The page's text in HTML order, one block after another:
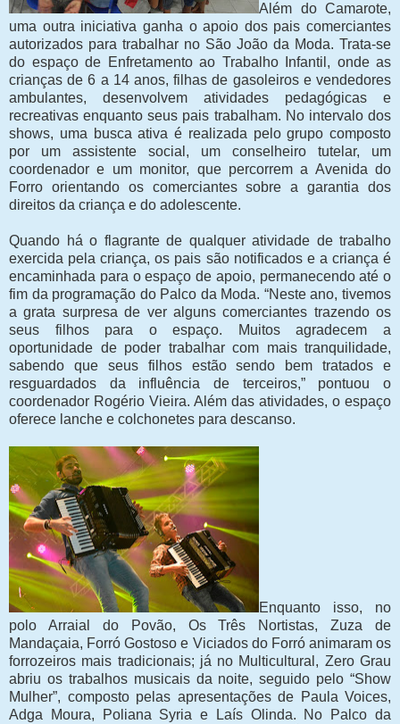
Além do Camarote,
uma outra iniciativa ganha o apoio dos pais comerciantes
autorizados para trabalhar no São João da Moda. Trata-se
do espaço de Enfretamento ao Trabalho Infantil, onde as
crianças de 6 a 14 anos, filhas de gasoleiros e vendedores
ambulantes, desenvolvem atividades pedagógicas e
recreativas enquanto seus pais trabalham. No intervalo dos
shows, uma busca ativa é realizada pelo grupo composto
por um assistente social, um conselheiro tutelar, um
coordenador e um monitor, que percorrem a Avenida do
Forro orientando os comerciantes sobre a garantia dos
direitos da criança e do adolescente.
Quando há o flagrante de qualquer atividade de trabalho
exercida pela criança, os pais são notificados e a criança é
encaminhada para o espaço de apoio, permanecendo até o
fim da programação do Palco da Moda. “Neste ano, tivemos
a grata surpresa de ver alguns comerciantes trazendo os
seus filhos para o espaço. Muitos agradecem a
oportunidade de poder trabalhar com mais tranquilidade,
sabendo que seus filhos estão sendo bem tratados e
resguardados da influência de terceiros,” pontuou o
coordenador Rogério Vieira. Além das atividades, o espaço
oferece lanche e colchonetes para descanso.
Enquanto isso, no
polo Arraial do Povão, Os Três Nortistas, Zuza de
Mandaçaia, Forró Gostoso e Viciados do Forró animaram os
forrozeiros mais tradicionais; já no Multicultural, Zero Grau
abriu os trabalhos musicais da noite, seguido pelo “Show
Mulher”, composto pelas apresentações de Paula Voices,
Adga Moura, Poliana Syria e Laís Olinda. No Palco da